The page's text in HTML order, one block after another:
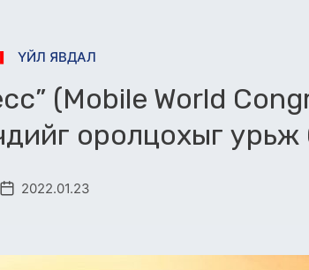
ҮЙЛ ЯВДАЛ
(Mobile World
оролцохыг урьж
2022.01.23